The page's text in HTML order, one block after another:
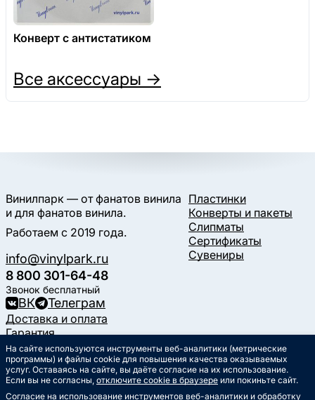
Конверт с антистатиком
Все аксессуары →
Винилпарк — от фанатов винила
и для фанатов винила.
Работаем с 2019 года.
info@vinylpark.ru
8 800 301-64-48
Звонок бесплатный
ВК Телеграм
Пластинки
Конверты и пакеты
Слипматы
Сертификаты
Сувениры
Доставка и оплата
Гарантия
Контакты
Статьи
Музыкальный календарь
Документы
На сайте используются инструменты веб-аналитики (метрические
программы) и файлы cookie для повышения качества оказываемых
услуг. Оставаясь на сайте, вы даёте согласие на их использование.
Если вы не согласны, отключите cookie в браузере или покиньте сайт.
Согласие на использование инструментов веб-аналитики и обработку